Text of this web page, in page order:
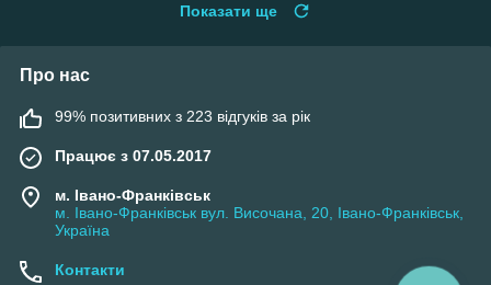
Показати ще
Про нас
99% позитивних з 223 відгуків за рік
Працює з 07.05.2017
м. Івано-Франківськ
м. Івано-Франківськ вул. Височана, 20, Івано-Франківськ,
Україна
Контакти